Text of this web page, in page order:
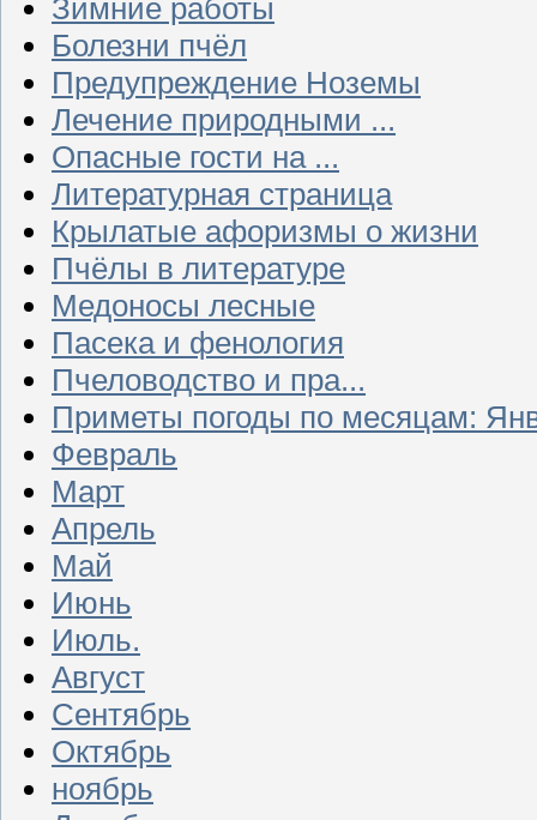
Зимние работы
Болезни пчёл
Предупреждение Ноземы
Лечение природными ...
Опасные гости на ...
Литературная страница
Крылатые афоризмы о жизни
Пчёлы в литературе
Медоносы лесные
Пасека и фенология
Пчеловодство и пра...
Приметы погоды по месяцам:
Февраль
Март
Апрель
Май
Июнь
Июль.
Август
Сентябрь
Октябрь
ноябрь